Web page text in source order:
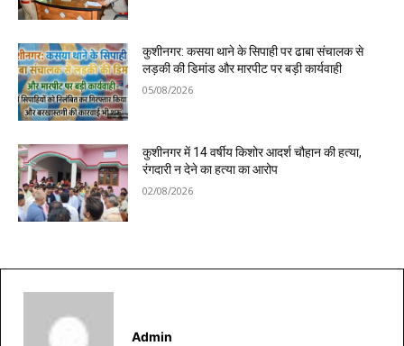
कुशीनगर: कसया थाने के सिपाही पर ढाबा संचालक से
लड़की की डिमांड और मारपीट पर बड़ी कार्यवाही
05/08/2026
कुशीनगर में 14 वर्षीय किशोर आदर्श चौहान की हत्या,
रंगदारी न देने का हत्या का आरोप
02/08/2026
Admin